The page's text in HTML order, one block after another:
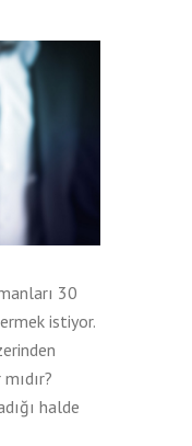
30
istiyor.
halde